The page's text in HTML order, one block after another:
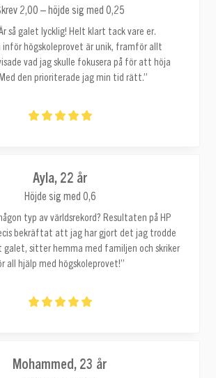
2,00 – höjde sig med 0,25
Är så galet lycklig! Helt klart tack vare er.
inför högskoleprovet är unik, framför allt
vad jag skulle fokusera på för att höja
den prioriterade jag min tid rätt.”
Ayla, 22 år
Höjde sig med 0,6
typ av världsrekord? Resultaten på HP
bekräftat att jag har gjort det jag trodde
galet, sitter hemma med familjen och skriker
all hjälp med högskoleprovet!”
Mohammed, 23 år